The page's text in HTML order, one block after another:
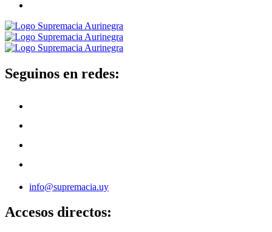
Seguinos en redes:
info@supremacia.uy
Accesos directos: